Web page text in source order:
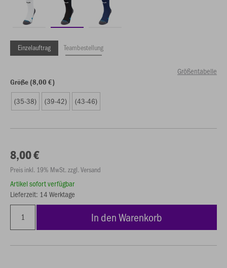
Einzelauftrag Teambestellung
Größentabelle
Größe (8,00 €)
(35-38) (39-42) (43-46)
8,00 €
Preis inkl. 19% MwSt. zzgl. Versand
Artikel sofort verfügbar
Lieferzeit: 14 Werktage
In den Warenkorb